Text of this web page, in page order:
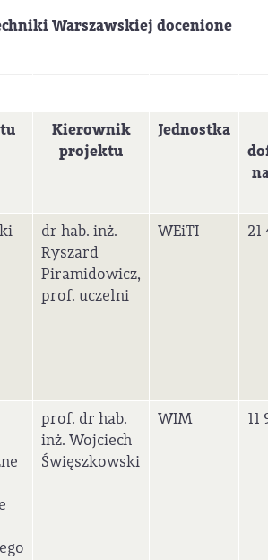
Warszawskiej docenione
Kierownik
projektu
Jednostka
dr hab. inż.
Ryszard
Piramidowicz,
prof. uczelni
WEiTI 21
prof. dr hab.
inż. Wojciech
Święszkowski
WIM 11